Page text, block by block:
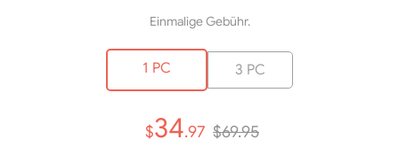
Einmalige Gebühr.
1 PC 3 PC
$34.97 $69.95